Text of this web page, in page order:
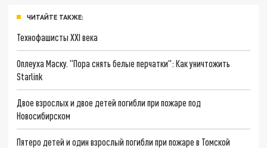
ЧИТАЙТЕ ТАКЖЕ:
Технофашисты XXI века
Оплеуха Маску. "Пора снять белые перчатки": Как уничтожить
Starlink
Двое взрослых и двое детей погибли при пожаре под
Новосибирском
Пятеро детей и один взрослый погибли при пожаре в Томской